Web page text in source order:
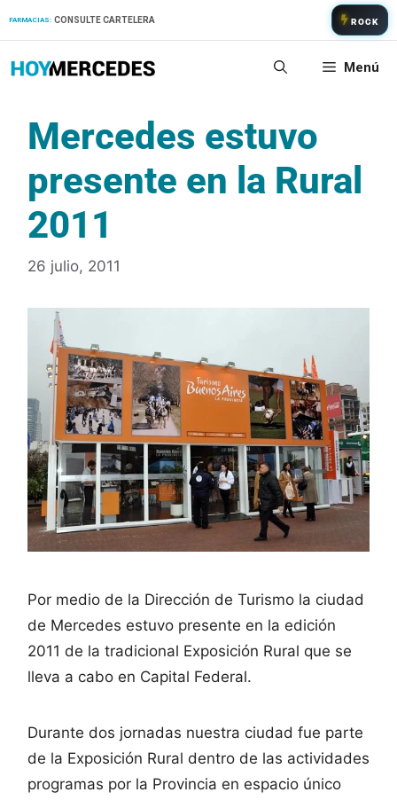
FARMACIAS: CONSULTE CARTELERA ROCK
Menú
Mercedes estuvo
presente en la Rural
2011
26 julio, 2011
Por medio de la Dirección de Turismo la ciudad
de Mercedes estuvo presente en la edición
2011 de la tradicional Exposición Rural que se
lleva a cabo en Capital Federal.
Durante dos jornadas nuestra ciudad fue parte
de la Exposición Rural dentro de las actividades
programas por la Provincia en espacio único